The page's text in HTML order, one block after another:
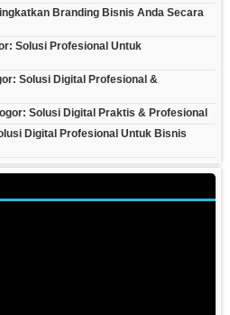
Branding Bisnis Anda Secara
Solusi Profesional Untuk
Solusi Digital Profesional &
Solusi Digital Praktis & Profesional
Digital Profesional Untuk Bisnis